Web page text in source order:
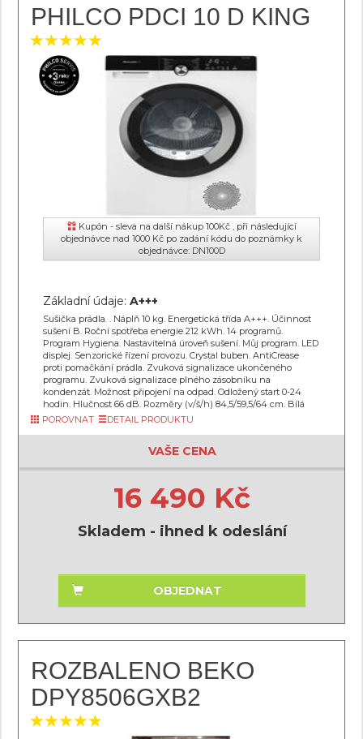
PHILCO PDCI 10 D KING
Kupón - sleva na další nákup 100Kč , při následující
objednávce nad 1000 Kč po zadání kódu do poznámky k
objednávce: DN100D
Základní údaje: A+++
Sušička prádla. . Náplň 10 kg. Energetická třída A+++. Účinnost
sušení B. Roční spotřeba energie 212 kWh. 14 programů.
Program Hygiena. Nastavitelná úroveň sušení. Můj program. LED
displej. Senzorické řízení provozu. Crystal buben. AntiCrease
proti pomačkání prádla. Zvuková signalizace ukončeného
programu. Zvuková signalizace plného zásobníku na
kondenzát. Možnost připojení na odpad. Odložený start 0-24
hodin. Hlučnost 66 dB. Rozměry (v/š/h) 84,5/59,5/64 cm. Bílá
POROVNAT
DETAIL PRODUKTU
VAŠE CENA
16 490 Kč
Skladem - ihned k odeslání
OBJEDNAT
ROZBALENO BEKO
DPY8506GXB2